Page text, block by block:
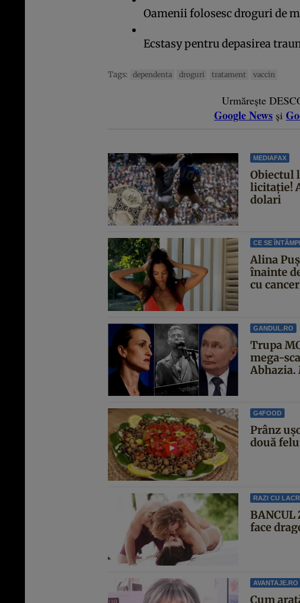
Oamenii folosesc droguri de
Ecstasy pentru depasirea
Tags: dependenta droguri tratament vaccin
Urmărește
Google News și
MEDIAFAX
Obiectul
licitație!
dolari
CE SE
Alina
înainte
cu
GANDUL.RO
Trupa
mega-
Abhazia.
G4FOOD
Prânz
două
RAZI CU
BANCUL
face
AVANTAJE.RO
Cum